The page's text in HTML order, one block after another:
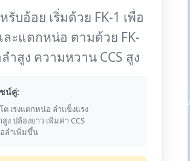
บอ้อย เริ่มด้วย FK-1 เพื่อ
ละแตกหน่อ ตามด้วย FK-
ลำสูง ความหวาน CCS สูง
น์คู่:
โต เร่งแตกหน่อ ลำแข็งแรง
สูง ปล้องยาว เพิ่มค่า CCS
ลำเพิ่มขึ้น